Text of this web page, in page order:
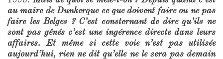
au maire de Dunkerque ce que doivent faire ou ne pas
faire les Belges ? C’est consternant de dire qu’ils ne
sont pas gênés c’est une ingérence directe dans leurs
affaires. Et même si cette voie n’est pas utilisée
aujourd’hui, rien ne dit qu’elle ne le sera pas demain